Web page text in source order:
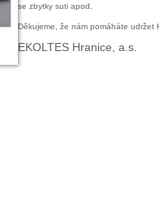
se zbytky suti apod.
Děkujeme, že nám pomáháte udržet
EKOLTES Hranice, a.s.